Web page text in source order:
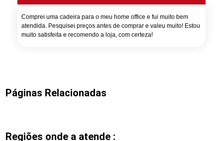
Comprei uma cadeira para o meu home office e fui muito bem
atendida. Pesquisei preços antes de comprar e valeu muito! Estou
muito satisfeita e recomendo a loja, com certeza!
Páginas Relacionadas
Regiões onde a atende :